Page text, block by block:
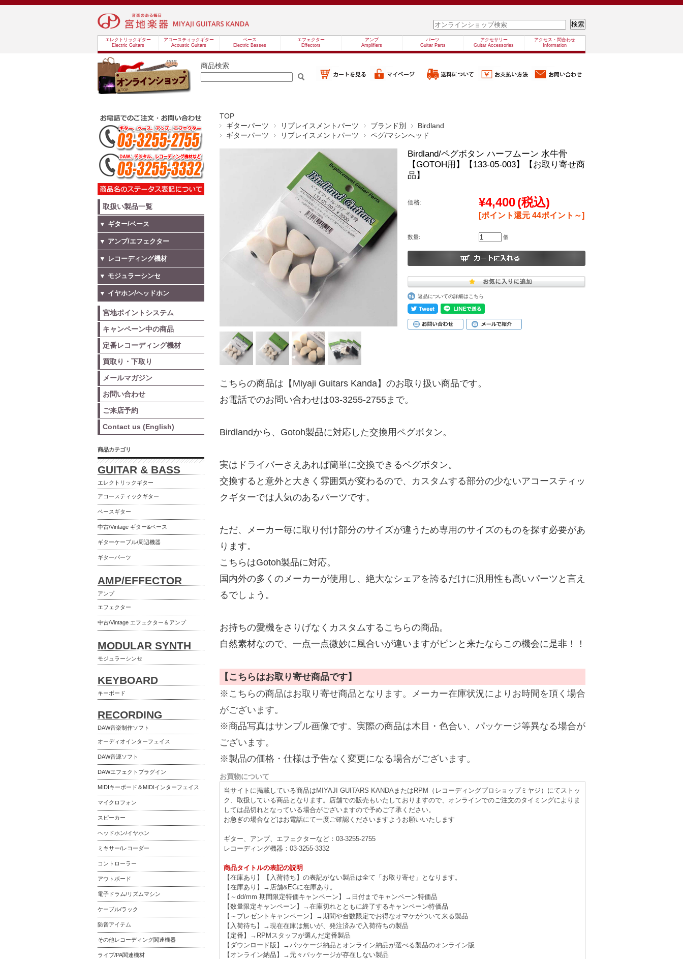
エレクトリックギター
Electric Guitars
アコースティックギター
Acoustic Guitars
ベース
Electric Basses
エフェクター
Effectors
アンプ
Amplifiers
パーツ
Guitar Parts
アクセサリー
Guitar Accessories
アクセス・問合わせ
Information
商品検索
TOP
ギターパーツ
リプレイスメントパーツ ブランド別
Birdland
ギターパーツ
リプレイスメントパーツ ペグ/マシンへッド
Birdland/ペグボタン ハーフムーン 水牛骨
【GOTOH用】【133-05-003】【お取り寄せ商
品】
価格: ¥4,400(税込)
[ポイント還元 44ポイント～]
数量: 個
返品についての詳細はこちら
こちらの商品は【Miyaji Guitars Kanda】のお取り扱い商品です。
お電話でのお問い合わせは03-3255-2755まで。
Birdlandから、Gotoh製品に対応した交換用ペグボタン。
実はドライバーさえあれば簡単に交換できるペグボタン。
交換すると意外と大きく雰囲気が変わるので、カスタムする部分の少ないアコースティッ
クギターでは人気のあるパーツです。
ただ、メーカー毎に取り付け部分のサイズが違うため専用のサイズのものを探す必要があ
ります。
こちらはGotoh製品に対応。
国内外の多くのメーカーが使用し、絶大なシェアを誇るだけに汎用性も高いパーツと言え
るでしょう。
お持ちの愛機をさりげなくカスタムするこちらの商品。
自然素材なので、一点一点微妙に風合いが違いますがピンと来たならこの機会に是非！！
【こちらはお取り寄せ商品です】
※こちらの商品はお取り寄せ商品となります。メーカー在庫状況によりお時間を頂く場合
がございます。
※商品写真はサンプル画像です。実際の商品は木目・色合い、パッケージ等異なる場合が
ございます。
※製品の価格・仕様は予告なく変更になる場合がございます。
お買物について
当サイトに掲載している商品はMIYAJI GUITARS KANDAまたはRPM（レコーディングプロショップミヤジ）にてストッ
ク、取扱している商品となります。店舗での販売もいたしておりますので、オンラインでのご注文のタイミングによりま
しては品切れとなっている場合がございますので予めご了承ください。
お急ぎの場合などはお電話にて一度ご確認くださいますようお願いいたします
ギター、アンプ、エフェクターなど：03-3255-2755
レコーディング機器：03-3255-3332
商品タイトルの表記の説明
【在庫あり】【入荷待ち】の表記がない製品は全て「お取り寄せ」となります。
【在庫あり】→店舗&ECに在庫あり。
【～dd/mm 期間限定特価キャンペーン】→日付までキャンペーン特価品
【数量限定キャンペーン】→在庫切れとともに終了するキャンペーン特価品
【～プレゼントキャンペーン】→期間や台数限定でお得なオマケがついて来る製品
【入荷待ち】→現在在庫は無いが、発注済みで入荷待ちの製品
【定番】→RPMスタッフが選んだ定番製品
【ダウンロード版】→パッケージ納品とオンライン納品が選べる製品のオンライン版
【オンライン納品】→元々パッケージが存在しない製品
取扱い製品一覧
▼ ギター/ベース
▼ アンプ/エフェクター
▼ レコーディング機材
▼ モジュラーシンセ
▼ イヤホン/ヘッドホン
宮地ポイントシステム
キャンペーン中の商品
定番レコーディング機材
買取り・下取り
メールマガジン
お問い合わせ
ご来店予約
Contact us (English)
商品カテゴリ
GUITAR & BASS
エレクトリックギター
アコースティックギター
ベースギター
中古/Vintage ギター&ベース
ギターケーブル/周辺機器
ギターパーツ
AMP/EFFECTOR
アンプ
エフェクター
中古/Vintage エフェクター＆アンプ
MODULAR SYNTH
モジュラーシンセ
KEYBOARD
キーボード
RECORDING
DAW音楽制作ソフト
オーディオインターフェイス
DAW音源ソフト
DAWエフェクトプラグイン
MIDIキーボード＆MIDIインターフェイス
マイクロフォン
スピーカー
ヘッドホン/イヤホン
ミキサー/レコーダー
コントローラー
アウトボード
電子ドラム/リズムマシン
ケーブル/ラック
防音アイテム
その他レコーディング関連機器
ライブ/PA関連機材